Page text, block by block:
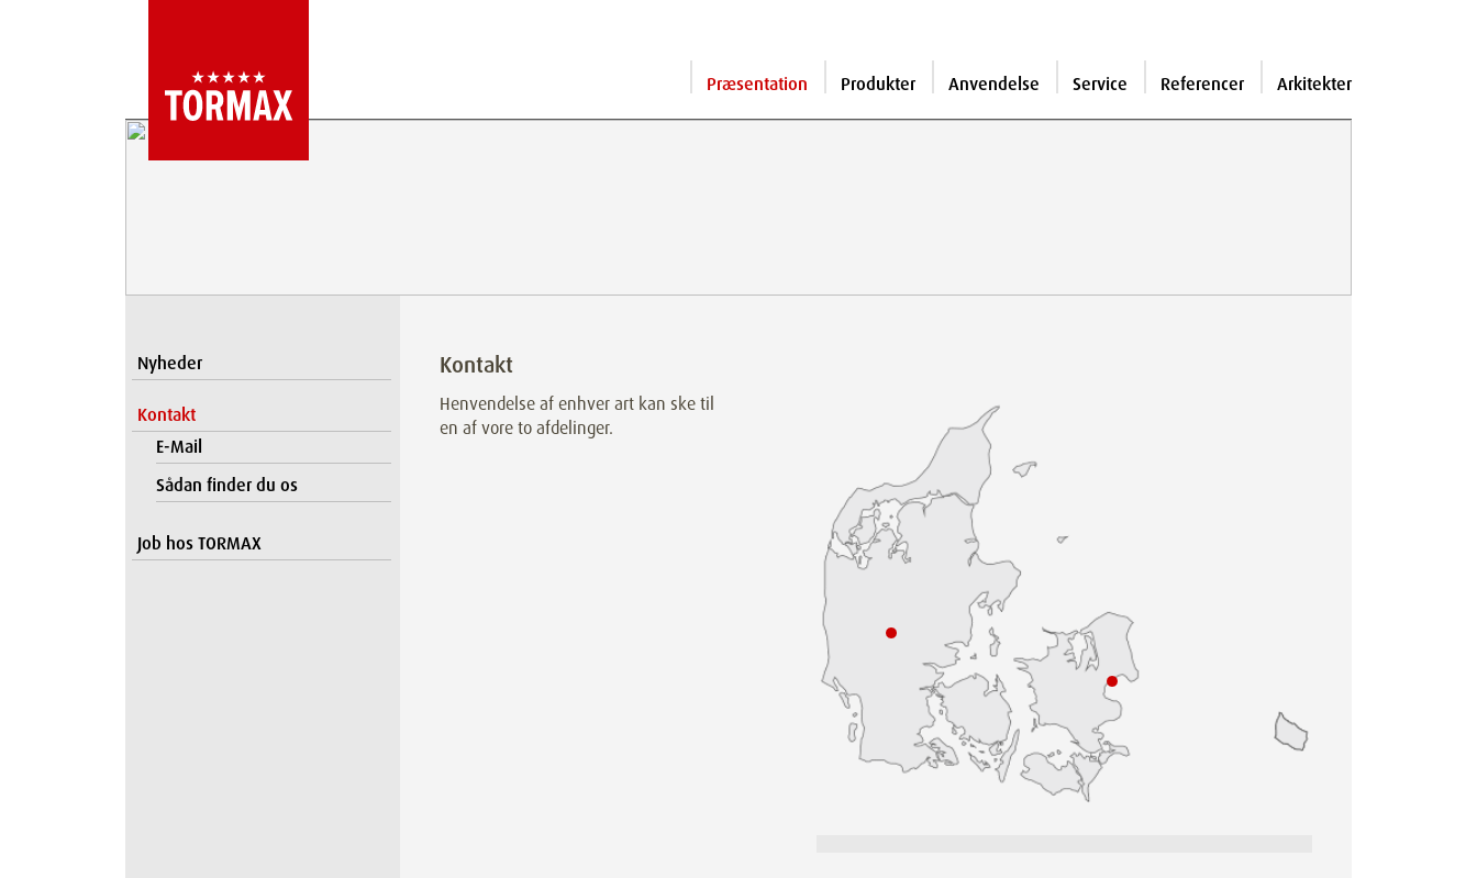
Præsentation Produkter Anvendelse Service Referencer Arkitekter
Nyheder
Kontakt
E-Mail
Sådan finder du os
Job hos TORMAX
Kontakt
Henvendelse af enhver art kan ske til
en af vore to afdelinger.